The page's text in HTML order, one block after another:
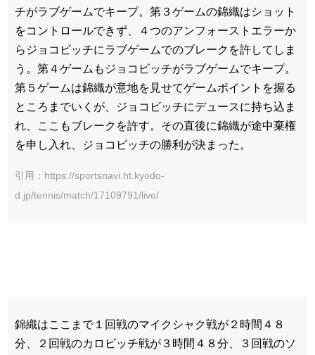
チがラブゲームでキープ。第３ゲームの錦織はショット
をコントロールできず、４つのアンフォーストエラーか
らジョコビッチにラブゲームでのブレークを許してしま
う。第４ゲームもジョコビッチがラブゲームでキープ。
第５ゲームは錦織が意地を見せてゲームポイントを握る
ところまでいくが、ジョコビッチにデュースに持ち込ま
れ、ここもブレークを許す。その直後に錦織が途中棄権
を申し入れ、ジョコビッチの勝利が決まった。
引用：https://sportsnavi.ht.kyodo-
d.jp/tennis/match/17109791/live/
錦織はここまで１回戦のマイクシャク戦が２時間４８
分、２回戦のカロビッチ戦が３時間４８分、３回戦のソ